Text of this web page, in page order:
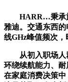
HARR…秉承旗
雅迪。交通东西
线GHz峰值频次，
从初入职场人群
环绕续航能力、
在家庭消费决策